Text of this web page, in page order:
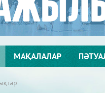
МАҚАЛАЛАР